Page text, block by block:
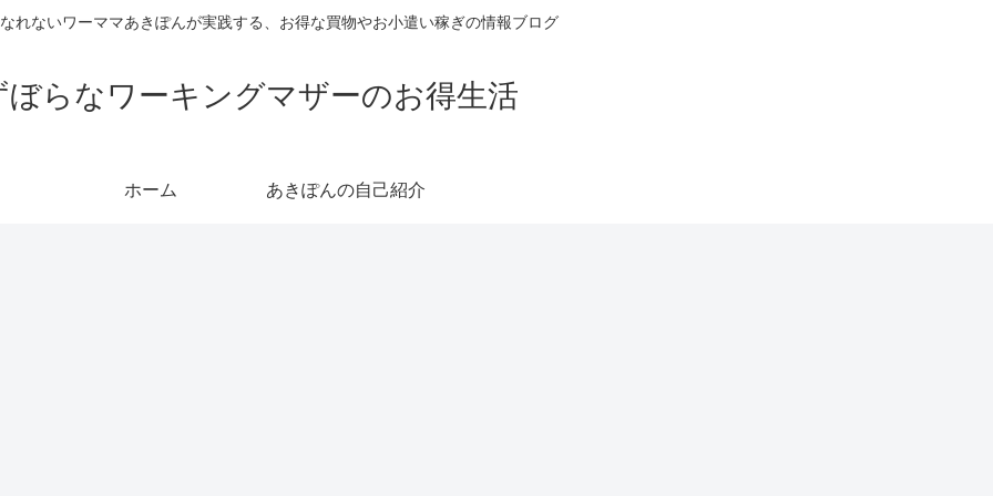
れないワーママあきぽんが実践する、お得な買物やお小遣い稼ぎの情報ブログ
ぼらなワーキングマザーのお得生活
ホーム あきぽんの自己紹介